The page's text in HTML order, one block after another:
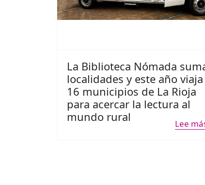
La Biblioteca Nómada
localidades y este año viaja
16 municipios de La Rioja
para acercar la lectura al
mundo rural
Lee